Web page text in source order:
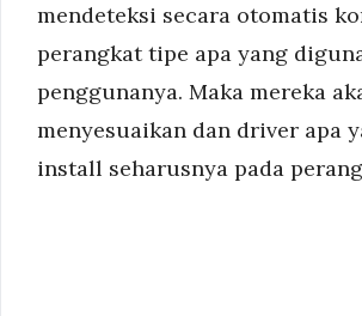
mendeteksi secara otomatis
perangkat tipe apa yang
penggunanya. Maka mereka
menyesuaikan dan driver apa
install seharusnya pada